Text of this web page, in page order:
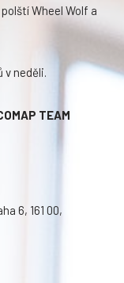
Wheel Wolf a
v neděli.
TEAM
6, 161 00,